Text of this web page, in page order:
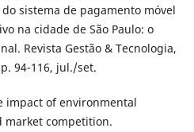
sistema de pagamento móvel
na cidade de São Paulo: o
Revista Gestão & Tecnologia,
94-116, jul./set.
impact of environmental
market competition.